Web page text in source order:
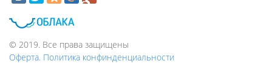
© 2019. Все права защищены
Оферта. Политика конфинденциальности